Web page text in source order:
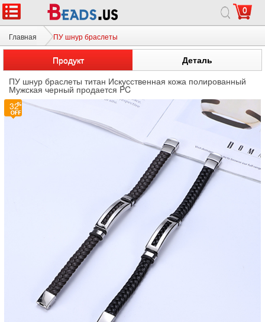
0
Главная ПУ шнур браслеты
Продукт
Деталь
ПУ шнур браслеты титан Искусственная кожа полированный
Мужская черный продается PC
32